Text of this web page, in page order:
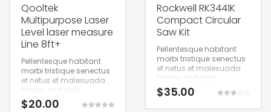
Qooltek
Multipurpose Laser
Level laser measure
Line 8ft+
Pellentesque habitant
morbi tristique senectus
et netus et malesuada
fames ac turpis.
$20.00
Rockwell RK3441K
Compact Circular
Saw Kit
Pellentesque habitant
morbi tristique senectus
et netus et malesuada
fames ac turpis.
$35.00